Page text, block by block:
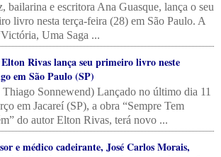
bailarina e escritora Ana Guasque, lança o seu
livro nesta terça-feira (28) em São Paulo. A
Uma Saga ...
Rivas lança seu primeiro livro neste
em São Paulo (SP)
Sonnewend) Lançado no último dia 11
em Jacareí (SP), a obra “Sempre Tem
do autor Elton Rivas, terá novo ...
e médico cadeirante, José Carlos Morais,